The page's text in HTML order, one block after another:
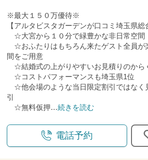
※最大１５０万優待※
【アルタビスタガーデンが口コミ埼玉県総
☆大宮から１０分で緑豊かな非日常空間
☆おふたりはもちろん来たゲスト全員が
間をご用意
☆結婚式の上がりやすいお見積りのから
☆コストパフォーマンスも埼玉県1位
☆他会場のような当日限定割引ではなく
引
☆無料仮押…続きを読む
電話予約